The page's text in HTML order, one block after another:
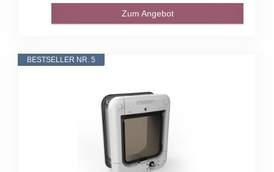
Zum Angebot
BESTSELLER NR. 5